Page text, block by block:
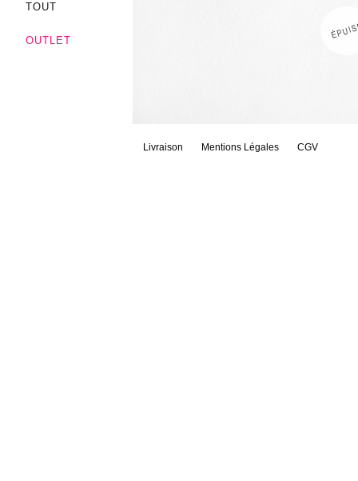
TOUT
OUTLET
Livraison Mentions Légales CGV